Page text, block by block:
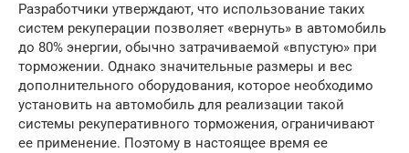
Разработчики утверждают, что использование таких
систем рекуперации позволяет «вернуть» в автомобиль
до 80% энергии, обычно затрачиваемой «впустую» при
торможении. Однако значительные размеры и вес
дополнительного оборудования, которое необходимо
установить на автомобиль для реализации такой
системы рекуперативного торможения, ограничивают
ее применение. Поэтому в настоящее время ее